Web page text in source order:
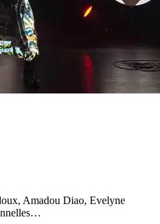
Amadou Diao, Evelyne